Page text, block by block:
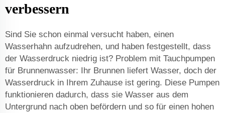
verbessern
Sind Sie schon einmal versucht haben, einen
Wasserhahn aufzudrehen, und haben festgestellt, dass
der Wasserdruck niedrig ist? Problem mit Tauchpumpen
für Brunnenwasser: Ihr Brunnen liefert Wasser, doch der
Wasserdruck in Ihrem Zuhause ist gering. Diese Pumpen
funktionieren dadurch, dass sie Wasser aus dem
Untergrund nach oben befördern und so für einen hohen